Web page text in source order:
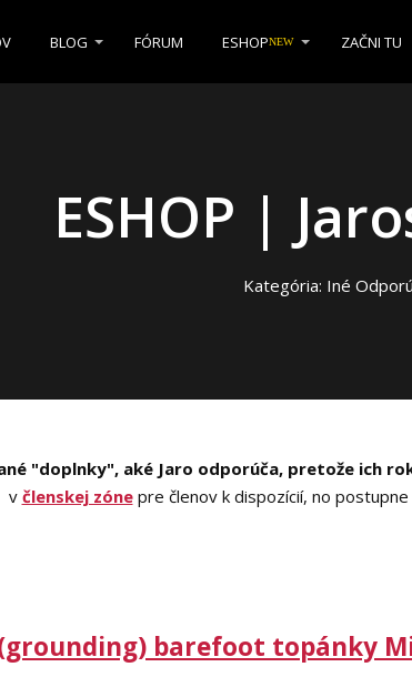
BLOG FÓRUM ESHOPNEW ZAČNI TU
ESHOP |
Kategória: Iné
"doplnky", aké Jaro odporúča, pretože ich
v členskej zónepre členov k dispozícií, no
(grounding) barefoot topánky